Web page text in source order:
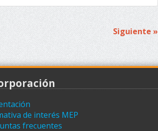
Siguiente »
de interés MEP
frecuentes